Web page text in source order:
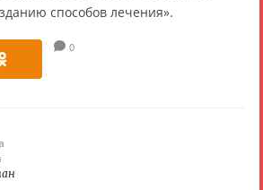
способов лечения».
0